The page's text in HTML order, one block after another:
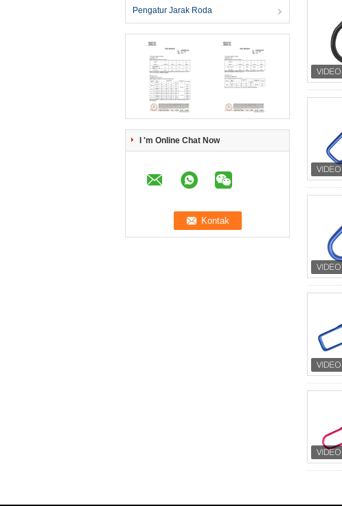
Pengatur Jarak Roda
I 'm Online Chat Now